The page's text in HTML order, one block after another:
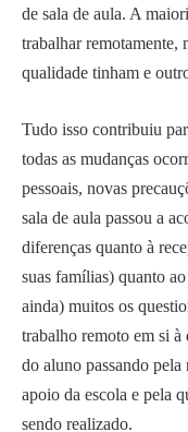
de sala de aula. A
trabalhar remotamente,
qualidade tinham e
Tudo isso contribuiu
todas as mudanças
pessoais, novas
sala de aula passou a
diferenças quanto à
suas famílias) quanto
ainda) muitos os
trabalho remoto em si
do aluno passando pela
apoio da escola e pela
sendo realizado.